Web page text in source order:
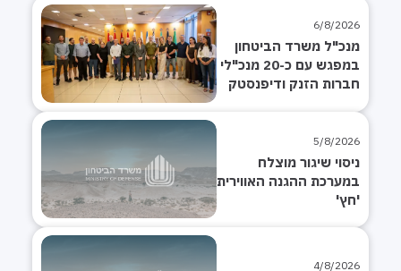
6/8/2026
מנכ"ל משרד הביטחון
במפגש עם כ-20 מנכ"לי
חברות הזנק ודיפנסטק
5/8/2026
ניסוי שיגור מוצלח
במערכת ההגנה האווירית
'חץ'
4/8/2026